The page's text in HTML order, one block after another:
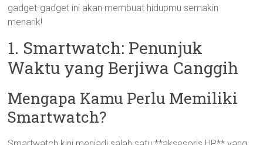
gadget-gadget ini akan membuat hidupmu semakin
menarik!
1. Smartwatch: Penunjuk
Waktu yang Berjiwa Canggih
Mengapa Kamu Perlu Memiliki
Smartwatch?